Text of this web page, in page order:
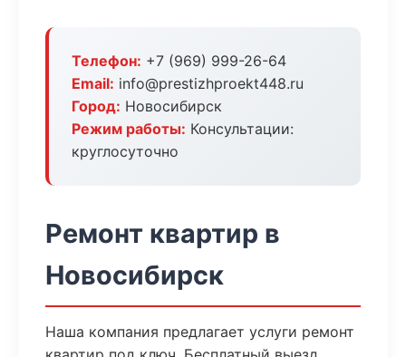
Телефон: +7 (969) 999-26-64
Email: info@prestizhproekt448.ru
Город: Новосибирск
Режим работы: Консультации:
круглосуточно
Ремонт квартир в
Новосибирск
Наша компания предлагает услуги ремонт